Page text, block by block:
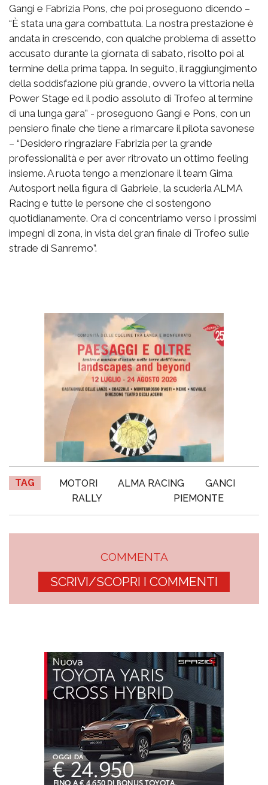
Gangi e Fabrizia Pons, che poi proseguono dicendo –
“È stata una gara combattuta. La nostra prestazione è
andata in crescendo, con qualche problema di assetto
accusato durante la giornata di sabato, risolto poi al
termine della prima tappa. In seguito, il raggiungimento
della soddisfazione più grande, ovvero la vittoria nella
Power Stage ed il podio assoluto di Trofeo al termine
di una lunga gara” - proseguono Gangi e Pons, con un
pensiero finale che tiene a rimarcare il pilota savonese
– “Desidero ringraziare Fabrizia per la grande
professionalità e per aver ritrovato un ottimo feeling
insieme. A ruota tengo a menzionare il team Gima
Autosport nella figura di Gabriele, la scuderia ALMA
Racing e tutte le persone che ci sostengono
quotidianamente. Ora ci concentriamo verso i prossimi
impegni di zona, in vista del gran finale di Trofeo sulle
strade di Sanremo”.
TAG MOTORI ALMA RACING
GANCI
RALLY
PIEMONTE
COMMENTA
SCRIVI/SCOPRI I COMMENTI